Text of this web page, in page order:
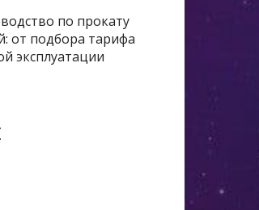
по прокату
от подбора тарифа
эксплуатации